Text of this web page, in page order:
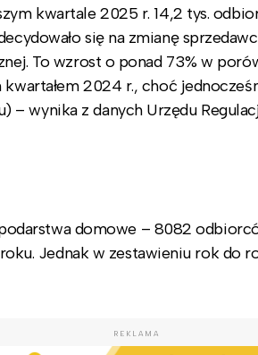
kwartale 2025 r. 14,2 tys.
się na zmianę
To wzrost o ponad 73% w
2024 r., choć
– wynika z danych Urzędu
domowe – 8082
Jednak w zestawieniu rok do
REKLAMA